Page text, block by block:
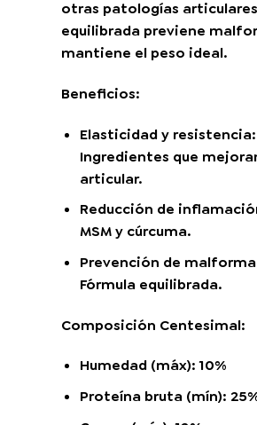
otras patologías
equilibrada previene
mantiene el peso ideal.
Beneficios:
Elasticidad y resistencia:
Ingredientes que
articular.
Reducción de
MSM y cúrcuma.
Prevención de
Fórmula equilibrada.
Composición Centesimal:
Humedad (máx): 10%
Proteína bruta (mín):